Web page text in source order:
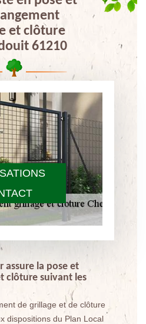
et clôture
61210
assure la pose et
clôture suivant les
de grillage et de clôture
dispositions du Plan Local